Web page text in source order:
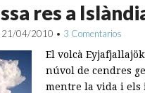
res a
21/04/2010 • 3 Comentarios
El volcà
núvol de cendres
mentre la vida i els